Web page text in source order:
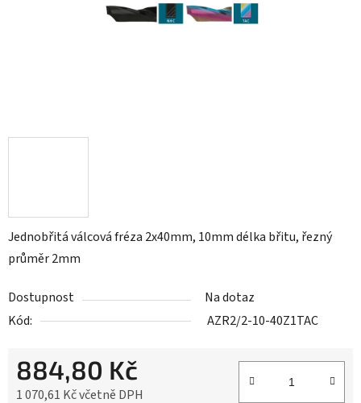
Jednobřitá válcová fréza 2x40mm, 10mm délka břitu, řezný
průměr 2mm
Dostupnost
Na dotaz
Kód:
AZR2/2-10-40Z1TAC
884,80 Kč
1 070,61 Kč včetně DPH